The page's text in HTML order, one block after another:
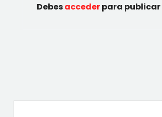
Debesaccederpara publicar